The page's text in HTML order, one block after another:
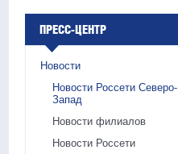
ПРЕСС-ЦЕНТР
Новости
Новости Россети Северо-
Запад
Новости филиалов
Новости Россети